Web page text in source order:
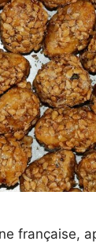
française,